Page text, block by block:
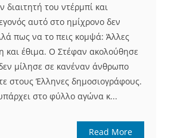
διαιτητή του ντέρμπί και
αυτό στο ημίχρονο δεν
πως να το πεις κομψά: Άλλες
και έθιμα. Ο Στέφαν ακολούθησε
δεν μίλησε σε κανέναν άνθρωπο
στους Έλληνες δημοσιογράφους.
στο φύλλο αγώνα κ...
Read More